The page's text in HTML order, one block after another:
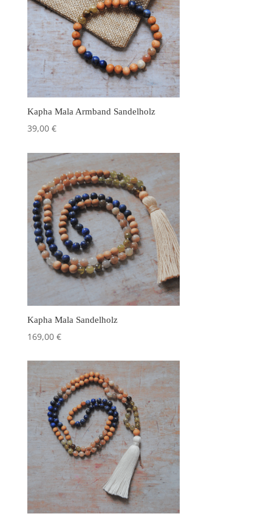
Kapha Mala Armband Sandelholz
39,00 €
Kapha Mala Sandelholz
169,00 €